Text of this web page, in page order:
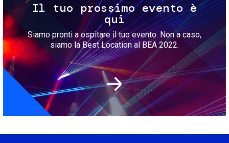
Il tuo prossimo evento è
qui
Siamo pronti a ospitare il tuo evento. Non a caso,
siamo la Best Location al BEA 2022.